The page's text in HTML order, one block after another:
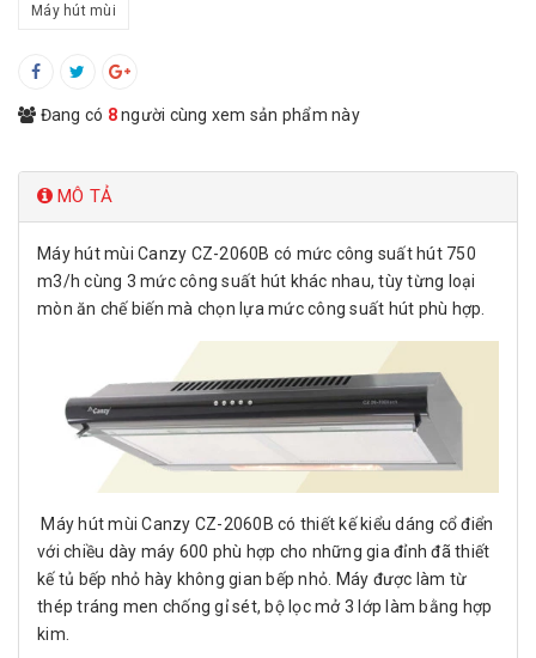
Máy hút mùi
Đang có 8người cùng xem sản phẩm này
MÔ TẢ
Máy hút mùi Canzy CZ-2060B có mức công suất hút 750
m3/h cùng 3 mức công suất hút khác nhau, tùy từng loại
mòn ăn chế biến mà chọn lựa mức công suất hút phù hợp.
Máy hút mùi Canzy CZ-2060B có thiết kế kiểu dáng cổ điển
với chiều dày máy 600 phù hợp cho những gia đỉnh đã thiết
kế tủ bếp nhỏ hày không gian bếp nhỏ. Máy được làm từ
thép tráng men chống gỉ sét, bộ lọc mở 3 lớp làm bằng hợp
kim.